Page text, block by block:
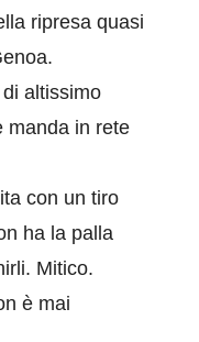
ripresa quasi
altissimo
manda in rete
con un tiro
ha la palla
Mitico.
è mai